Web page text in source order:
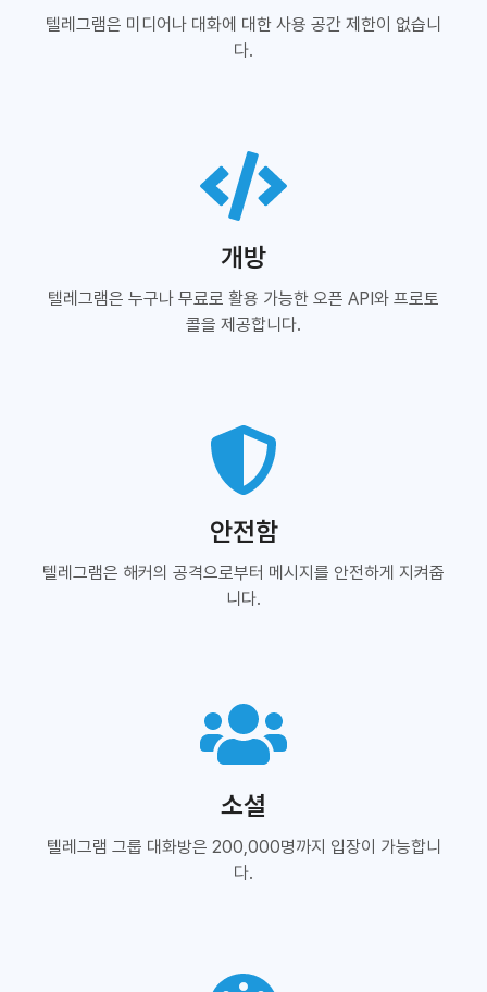
텔레그램은 미디어나 대화에 대한 사용 공간 제한이 없습니
다.
개방
텔레그램은 누구나 무료로 활용 가능한 오픈 API와 프로토
콜을 제공합니다.
안전함
텔레그램은 해커의 공격으로부터 메시지를 안전하게 지켜줍
니다.
소셜
텔레그램 그룹 대화방은 200,000명까지 입장이 가능합니
다.